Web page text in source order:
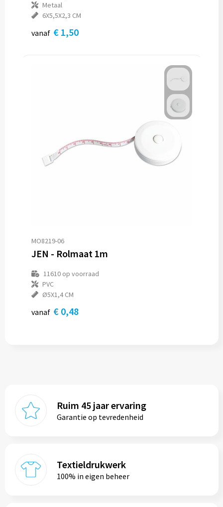
Metaal
6X5,5X2,3 CM
vanaf € 1,50
MO8219-06
JEN - Rolmaat 1m
11610op voorraad
PVC
Ø5X1,4 CM
vanaf € 0,48
Ruim 45 jaar ervaring
Garantie op tevredenheid
Textieldrukwerk
100% in eigen beheer